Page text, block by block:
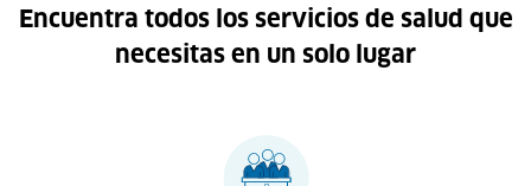
Encuentra todos los servicios de salud que
necesitas en un solo lugar